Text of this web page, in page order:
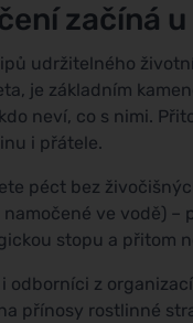
začíná
udržitelného
je základním
neví, co s nimi.
i přátele.
péct bez
namočené ve vodě)
stopu a přitom
odborníci z
přínosy rostlinné